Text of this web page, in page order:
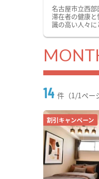
名古屋市立西
滞在者の健康
識の高い人々に
14 件（1/1ペー
割引キャンペーン